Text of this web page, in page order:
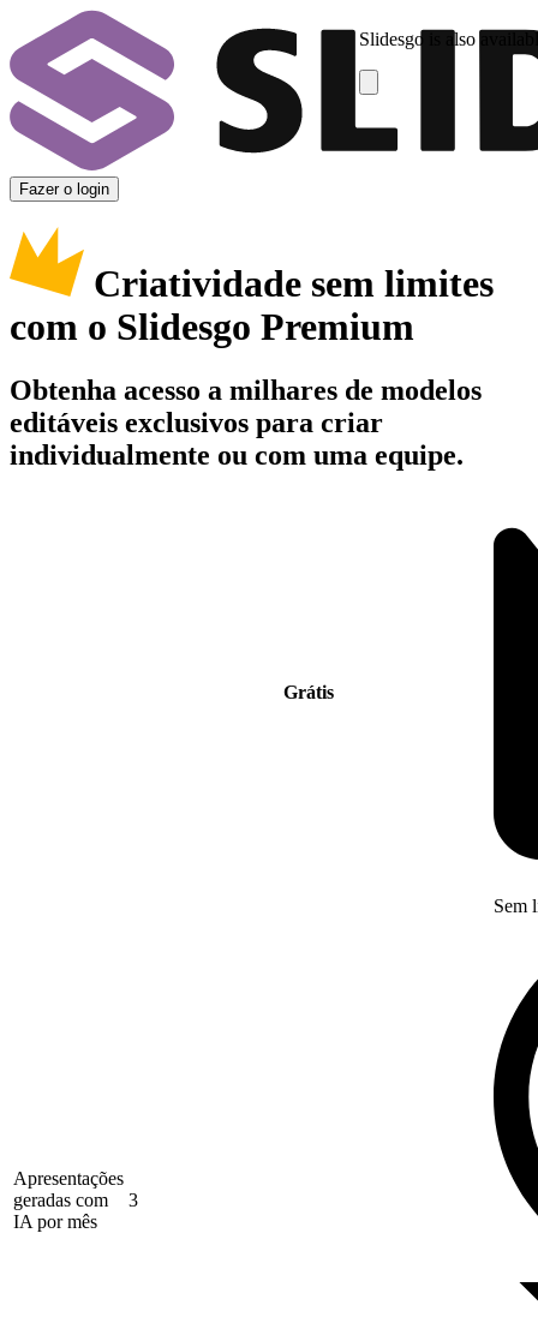
Slidesgo is also
Fazer o login
Criatividade sem limites
com o Slidesgo Premium
Obtenha acesso a milhares de modelos
editáveis exclusivos para criar
individualmente ou com uma equipe.
Grátis
Apresentações
geradas com
IA por mês
3
Sem